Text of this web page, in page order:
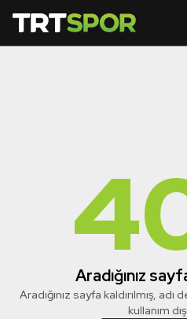
Aradığınız
Aradığınız sayfa kaldırılmış,
kullanım